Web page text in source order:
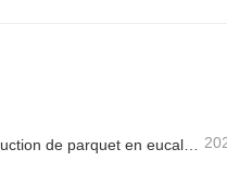
Pourquoi la production de parquet en eucalyptus a-t-elle besoin d'un séchoir à placages ?